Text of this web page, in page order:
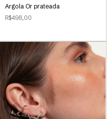
Argola Or prateada
R$498,00